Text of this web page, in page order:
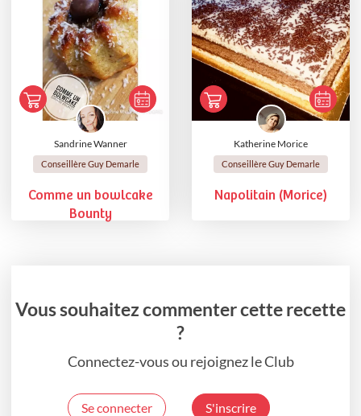
Sandrine Wanner
Conseillère Guy Demarle
Comme un bowlcake
Bounty
Katherine Morice
Conseillère Guy Demarle
Napolitain (Morice)
Vous souhaitez commenter cette recette
?
Connectez-vous ou rejoignez le Club
Se connecter S'inscrire